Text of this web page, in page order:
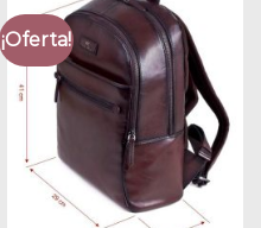
¡Oferta!